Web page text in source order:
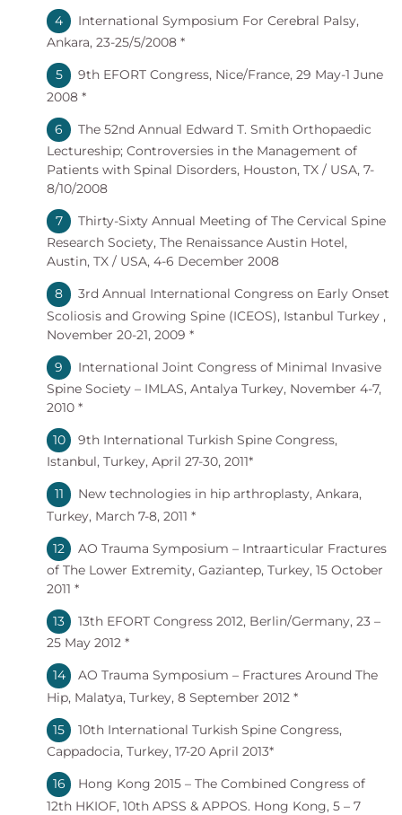
International Symposium For Cerebral Palsy,
Ankara, 23-25/5/2008 *
9th EFORT Congress, Nice/France, 29 May-1 June
2008 *
The 52nd Annual Edward T. Smith Orthopaedic
Lectureship; Controversies in the Management of
Patients with Spinal Disorders, Houston, TX / USA, 7-
8/10/2008
Thirty-Sixty Annual Meeting of The Cervical Spine
Research Society, The Renaissance Austin Hotel,
Austin, TX / USA, 4-6 December 2008
3rd Annual International Congress on Early Onset
Scoliosis and Growing Spine (ICEOS), Istanbul Turkey ,
November 20-21, 2009 *
International Joint Congress of Minimal Invasive
Spine Society – IMLAS, Antalya Turkey, November 4-7,
2010 *
9th International Turkish Spine Congress,
Istanbul, Turkey, April 27-30, 2011*
New technologies in hip arthroplasty, Ankara,
Turkey, March 7-8, 2011 *
AO Trauma Symposium – Intraarticular Fractures
of The Lower Extremity, Gaziantep, Turkey, 15 October
2011 *
13th EFORT Congress 2012, Berlin/Germany, 23 –
25 May 2012 *
AO Trauma Symposium – Fractures Around The
Hip, Malatya, Turkey, 8 September 2012 *
10th International Turkish Spine Congress,
Cappadocia, Turkey, 17-20 April 2013*
Hong Kong 2015 – The Combined Congress of
12th HKIOF, 10th APSS & APPOS. Hong Kong, 5 – 7